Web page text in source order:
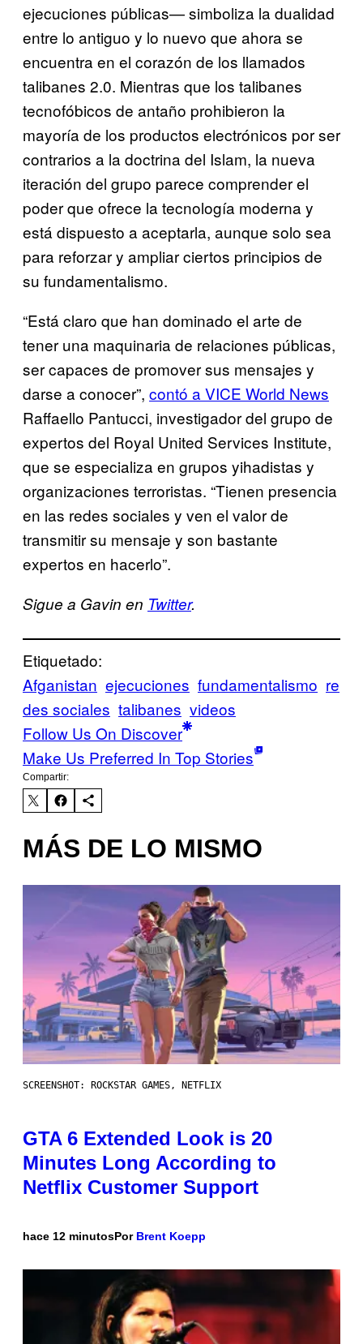
ejecuciones públicas— simboliza la dualidad
entre lo antiguo y lo nuevo que ahora se
encuentra en el corazón de los llamados
talibanes 2.0. Mientras que los talibanes
tecnofóbicos de antaño prohibieron la
mayoría de los productos electrónicos por ser
contrarios a la doctrina del Islam, la nueva
iteración del grupo parece comprender el
poder que ofrece la tecnología moderna y
está dispuesto a aceptarla, aunque solo sea
para reforzar y ampliar ciertos principios de
su fundamentalismo.
“Está claro que han dominado el arte de
tener una maquinaria de relaciones públicas,
ser capaces de promover sus mensajes y
darse a conocer”, contó a VICE World News
Raffaello Pantucci, investigador del grupo de
expertos del Royal United Services Institute,
que se especializa en grupos yihadistas y
organizaciones terroristas. “Tienen presencia
en las redes sociales y ven el valor de
transmitir su mensaje y son bastante
expertos en hacerlo”.
Sigue a Gavin en Twitter.
Etiquetado:
Afganistan ejecuciones fundamentalismo re
des sociales talibanes videos
Follow Us On Discover
Make Us Preferred In Top Stories
Compartir:
MÁS DE LO MISMO
SCREENSHOT: ROCKSTAR GAMES, NETFLIX
GTA 6 Extended Look is 20
Minutes Long According to
Netflix Customer Support
hace 12 minutosPor Brent Koepp